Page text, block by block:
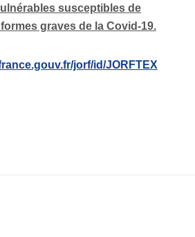
susceptibles de
graves de la Covid-19.
jorf/id/JORFTEX